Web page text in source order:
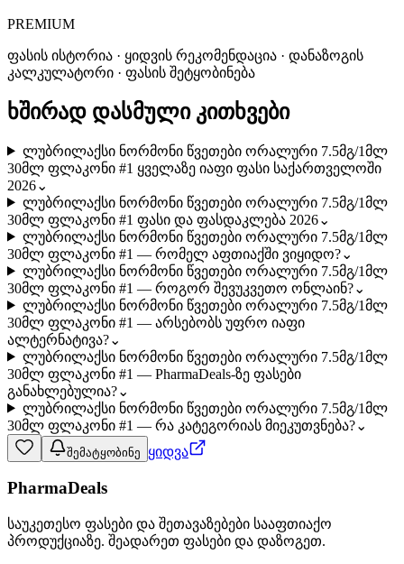
PREMIUM
ფასის ისტორია · ყიდვის რეკომენდაცია · დანაზოგის
კალკულატორი · ფასის შეტყობინება
ხშირად დასმული კითხვები
ლუბრილაქსი ნორმონი წვეთები ორალური 7.5მგ/1მლ
30მლ ფლაკონი #1 ყველაზე იაფი ფასი საქართველოში
2026⌄
ლუბრილაქსი ნორმონი წვეთები ორალური 7.5მგ/1მლ
30მლ ფლაკონი #1 ფასი და ფასდაკლება 2026⌄
ლუბრილაქსი ნორმონი წვეთები ორალური 7.5მგ/1მლ
30მლ ფლაკონი #1 — რომელ აფთიაქში ვიყიდო?⌄
ლუბრილაქსი ნორმონი წვეთები ორალური 7.5მგ/1მლ
30მლ ფლაკონი #1 — როგორ შევუკვეთო ონლაინ?⌄
ლუბრილაქსი ნორმონი წვეთები ორალური 7.5მგ/1მლ
30მლ ფლაკონი #1 — არსებობს უფრო იაფი
ალტერნატივა?⌄
ლუბრილაქსი ნორმონი წვეთები ორალური 7.5მგ/1მლ
30მლ ფლაკონი #1 — PharmaDeals-ზე ფასები
განახლებულია?⌄
ლუბრილაქსი ნორმონი წვეთები ორალური 7.5მგ/1მლ
30მლ ფლაკონი #1 — რა კატეგორიას მიეკუთვნება?⌄
შემატყობინე ყიდვა
PharmaDeals
საუკეთესო ფასები და შეთავაზებები სააფთიაქო
პროდუქციაზე. შეადარეთ ფასები და დაზოგეთ.